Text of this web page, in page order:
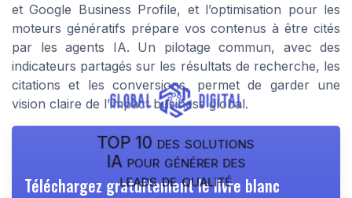
et Google Business Profile, et l’optimisation pour les
moteurs génératifs prépare vos contenus à être cités
par les agents IA. Un pilotage commun, avec des
indicateurs partagés sur les résultats de recherche, les
citations et les conversions, permet de garder une
vision claire de l’impact business global.
TOP 10 des solutions
IA pour générer des
leads de qualité
Téléchargez gratuitement le livre blanc